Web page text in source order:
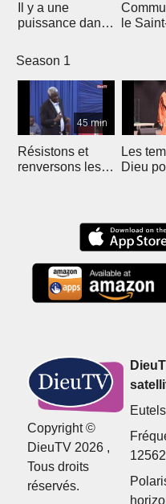
Il y a une
puissance dans
le
Season 1
45 min
Résistons et
renversons les
Les
Dieu
Copyright ©
DieuTV 2026 ,
Tous droits
réservés.